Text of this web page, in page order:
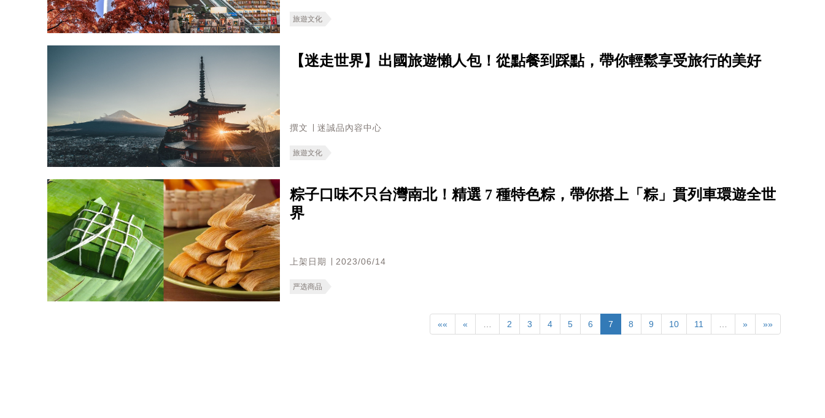
旅遊文化
【迷走世界】出國旅遊懶人包！從點餐到踩點，帶你輕鬆享受旅行的美好
撰文 ∣ 迷誠品內容中心
旅遊文化
粽子口味不只台灣南北！精選 7 種特色粽，帶你搭上「粽」貫列車環遊全世
界
上架日期 ∣ 2023/06/14
严选商品
«« « 2 3 4 5 6 7 8 9 10 11 » »»